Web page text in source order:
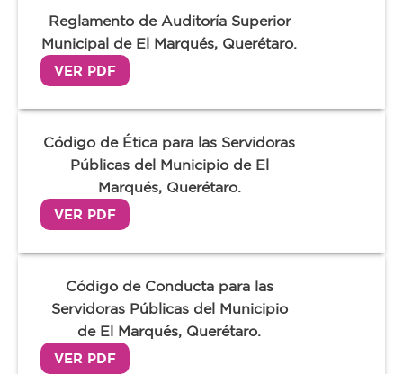
Reglamento de Auditoría Superior
Municipal de El Marqués, Querétaro.
VER PDF
Código de Ética para las Servidoras
Públicas del Municipio de El
Marqués, Querétaro.
VER PDF
Código de Conducta para las
Servidoras Públicas del Municipio
de El Marqués, Querétaro.
VER PDF